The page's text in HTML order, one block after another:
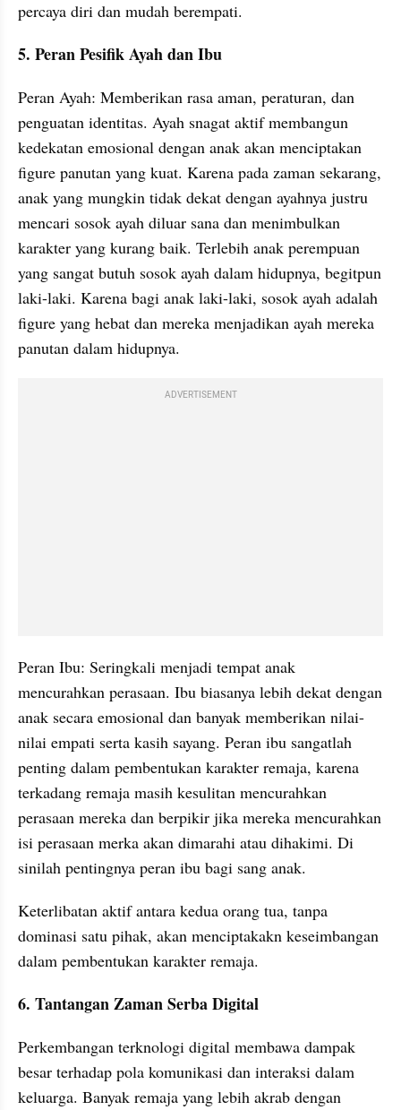
percaya diri dan mudah berempati.
5. Peran Pesifik Ayah dan Ibu
Peran Ayah: Memberikan rasa aman, peraturan, dan
penguatan identitas. Ayah snagat aktif membangun
kedekatan emosional dengan anak akan menciptakan
figure panutan yang kuat. Karena pada zaman sekarang,
anak yang mungkin tidak dekat dengan ayahnya justru
mencari sosok ayah diluar sana dan menimbulkan
karakter yang kurang baik. Terlebih anak perempuan
yang sangat butuh sosok ayah dalam hidupnya, begitpun
laki-laki. Karena bagi anak laki-laki, sosok ayah adalah
figure yang hebat dan mereka menjadikan ayah mereka
panutan dalam hidupnya.
ADVERTISEMENT
Peran Ibu: Seringkali menjadi tempat anak
mencurahkan perasaan. Ibu biasanya lebih dekat dengan
anak secara emosional dan banyak memberikan nilai-
nilai empati serta kasih sayang. Peran ibu sangatlah
penting dalam pembentukan karakter remaja, karena
terkadang remaja masih kesulitan mencurahkan
perasaan mereka dan berpikir jika mereka mencurahkan
isi perasaan merka akan dimarahi atau dihakimi. Di
sinilah pentingnya peran ibu bagi sang anak.
Keterlibatan aktif antara kedua orang tua, tanpa
dominasi satu pihak, akan menciptakakn keseimbangan
dalam pembentukan karakter remaja.
6. Tantangan Zaman Serba Digital
Perkembangan terknologi digital membawa dampak
besar terhadap pola komunikasi dan interaksi dalam
keluarga. Banyak remaja yang lebih akrab dengan